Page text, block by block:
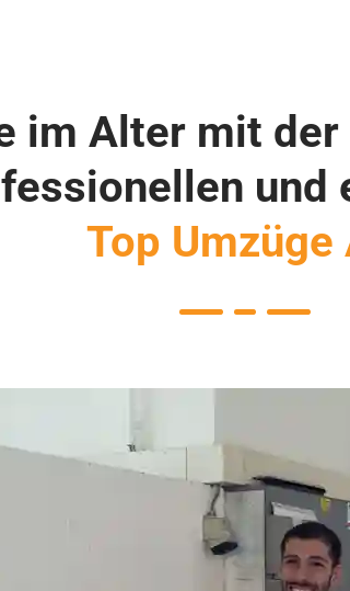
im Alter mit
und
Top Umzüge